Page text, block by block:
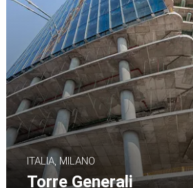
ITALIA, MILANO
Torre Generali